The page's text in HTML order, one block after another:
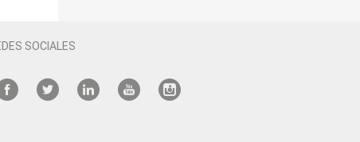
SOCIALES